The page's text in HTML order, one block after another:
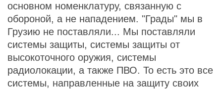
основном номенклатуру, связанную с
обороной, а не нападением. "Грады" мы в
Грузию не поставляли... Мы поставляли
системы защиты, системы защиты от
высокоточного оружия, системы
радиолокации, а также ПВО. То есть это все
системы, направленные на защиту своих